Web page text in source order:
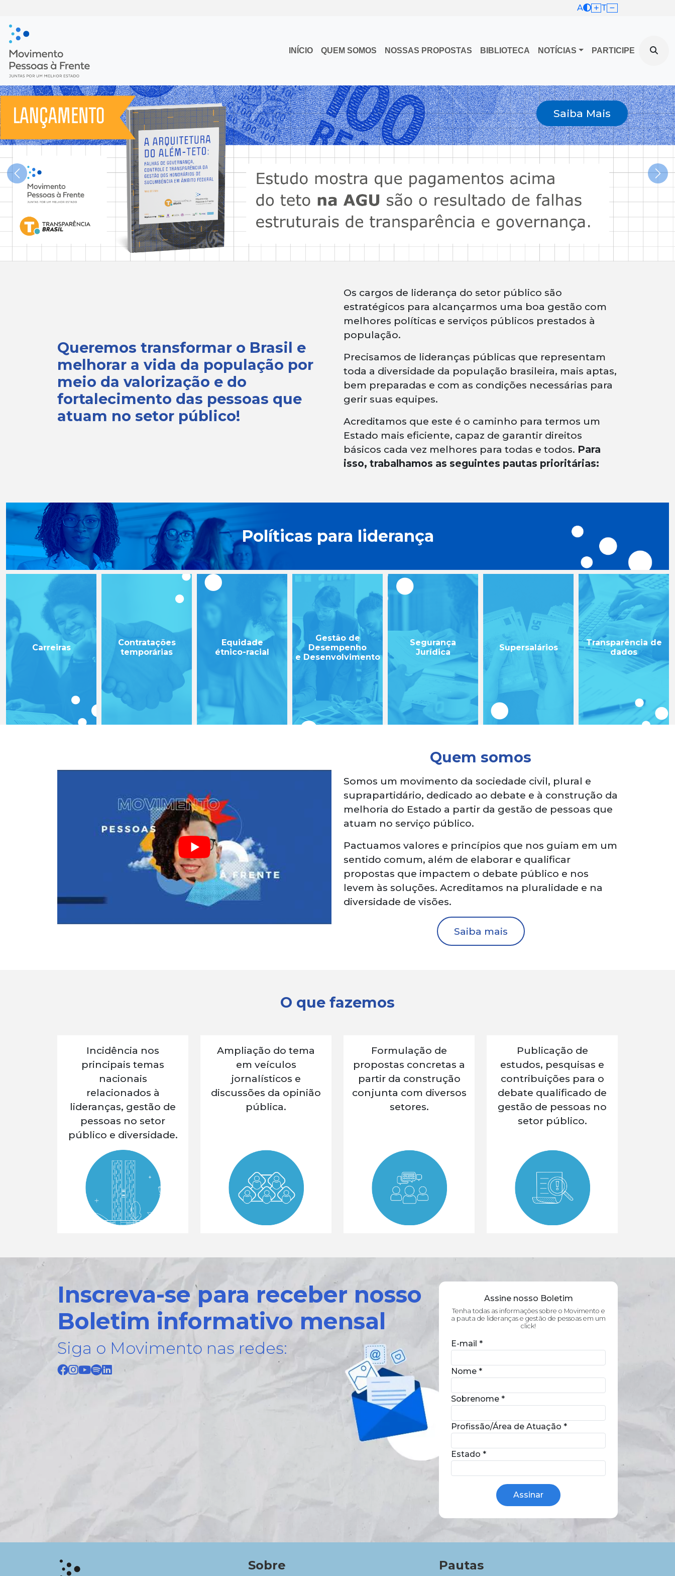
A T
INÍCIO QUEM SOMOS NOSSAS PROPOSTAS BIBLIOTECA NOTÍCIAS PARTICIPE
Saiba Mais
Previous
Queremos transformar o Brasil e
melhorar a vida da população por
meio da valorização e do
fortalecimento das pessoas que
atuam no setor público!
Os cargos de liderança do setor público são
estratégicos para alcançarmos uma boa gestão com
melhores políticas e serviços públicos prestados à
população.
Precisamos de lideranças públicas que representam
toda a diversidade da população brasileira, mais aptas,
bem preparadas e com as condições necessárias para
gerir suas equipes.
Acreditamos que este é o caminho para termos um
Estado mais eficiente, capaz de garantir direitos
básicos cada vez melhores para todas e todos. Para
isso, trabalhamos as seguintes pautas prioritárias:
Políticas para liderança
Carreiras
Contratações
temporárias
Equidade
étnico-racial
Gestão de
Desempenho
e Desenvolvimento
Segurança
Jurídica
Supersalários
Transparência de
dados
Quem somos
Somos um movimento da sociedade civil, plural e
suprapartidário, dedicado ao debate e à construção da
melhoria do Estado a partir da gestão de pessoas que
atuam no serviço público.
Pactuamos valores e princípios que nos guiam em um
sentido comum, além de elaborar e qualificar
propostas que impactem o debate público e nos
levem às soluções. Acreditamos na pluralidade e na
diversidade de visões.
Saiba mais
O que fazemos
Incidência nos
principais temas
nacionais
relacionados à
lideranças, gestão de
pessoas no setor
público e diversidade.
Ampliação do tema
em veículos
jornalísticos e
discussões da opinião
pública.
Formulação de
propostas concretas a
partir da construção
conjunta com diversos
setores.
Publicação de
estudos, pesquisas e
contribuições para o
debate qualificado de
gestão de pessoas no
setor público.
Inscreva-se para receber nosso
Boletim informativo mensal
Siga o Movimento nas redes:
Assine nosso Boletim
Tenha todas as informações sobre o Movimento e
a pauta de lideranças e gestão de pessoas em um
click!
E-mail *
Nome *
Sobrenome *
Profissão/Área de Atuação *
Estado *
Sobre Pautas